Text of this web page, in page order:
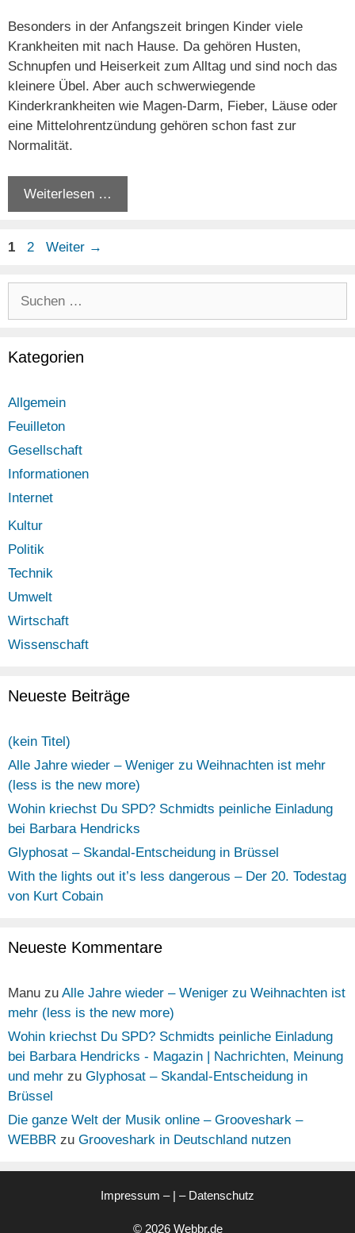
Besonders in der Anfangszeit bringen Kinder viele
Krankheiten mit nach Hause. Da gehören Husten,
Schnupfen und Heiserkeit zum Alltag und sind noch das
kleinere Übel. Aber auch schwerwiegende
Kinderkrankheiten wie Magen-Darm, Fieber, Läuse oder
eine Mittelohrentzündung gehören schon fast zur
Normalität.
Weiterlesen …
Seite
1 Seite
2 Weiter →
Kategorien
Allgemein
Feuilleton
Gesellschaft
Informationen
Internet
Kultur
Politik
Technik
Umwelt
Wirtschaft
Wissenschaft
Neueste Beiträge
(kein Titel)
Alle Jahre wieder – Weniger zu Weihnachten ist mehr
(less is the new more)
Wohin kriechst Du SPD? Schmidts peinliche Einladung
bei Barbara Hendricks
Glyphosat – Skandal-Entscheidung in Brüssel
With the lights out it’s less dangerous – Der 20. Todestag
von Kurt Cobain
Neueste Kommentare
Manu zu Alle Jahre wieder – Weniger zu Weihnachten ist
mehr (less is the new more)
Wohin kriechst Du SPD? Schmidts peinliche Einladung
bei Barbara Hendricks - Magazin | Nachrichten, Meinung
und mehr zu Glyphosat – Skandal-Entscheidung in
Brüssel
Die ganze Welt der Musik online – Grooveshark –
WEBBR zu Grooveshark in Deutschland nutzen
Impressum – | – Datenschutz
© 2026 Webbr.de